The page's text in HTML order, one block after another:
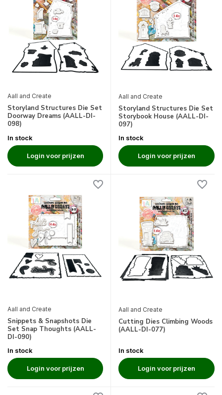
Aall and Create
Storyland Structures Die Set
Doorway Dreams (AALL-DI-
098)
In stock
Login voor prijzen
Aall and Create
Storyland Structures Die Set
Storybook House (AALL-DI-
097)
In stock
Login voor prijzen
Aall and Create
Snippets & Snapshots Die
Set Snap Thoughts (AALL-
DI-090)
In stock
Login voor prijzen
Aall and Create
Cutting Dies Climbing Woods
(AALL-DI-077)
In stock
Login voor prijzen